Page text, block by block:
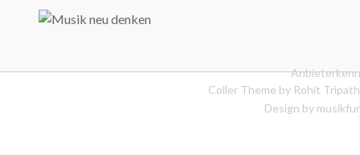
Coller Theme by Rohit
Design by